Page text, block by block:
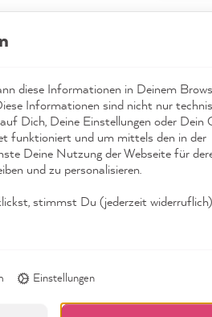
diese Informationen in Deinem
Informationen sind nicht nur
Dich, Deine Einstellungen oder Dein
funktioniert und um mittels den in der
Deine Nutzung der Webseite für
und zu personalisieren.
stimmst Du (jederzeit
Einstellungen